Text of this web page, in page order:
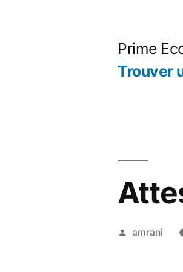
Prime
Trouver
Publié
amrani